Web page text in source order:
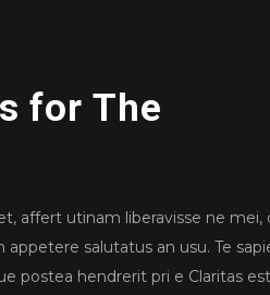
for The
affert utinam liberavisse ne
appetere salutatus an usu. Te
postea hendrerit pri e Claritas